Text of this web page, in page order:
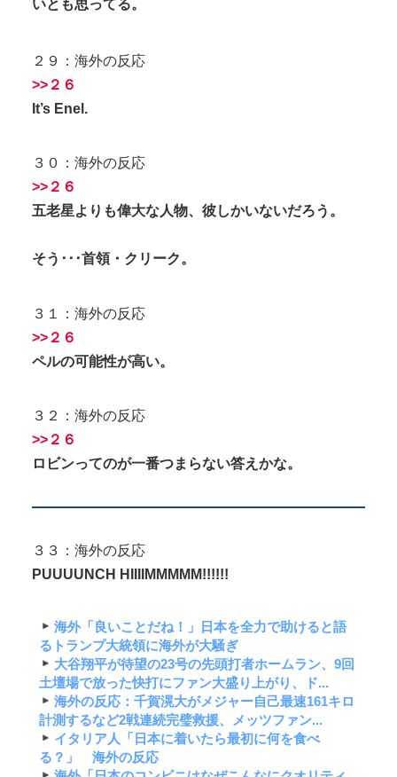
いとも思ってる。
２９：海外の反応
>>２６
It’s Enel.
３０：海外の反応
>>２６
五老星よりも偉大な人物、彼しかいないだろう。
そう･･･首領・クリーク。
３１：海外の反応
>>２６
ペルの可能性が高い。
３２：海外の反応
>>２６
ロビンってのが一番つまらない答えかな。
３３：海外の反応
PUUUUNCH HIIIIMMMMM!!!!!!
海外「良いことだね！」日本を全力で助けると語
るトランプ大統領に海外が大騒ぎ
大谷翔平が待望の23号の先頭打者ホームラン、9回
土壇場で放った快打にファン大盛り上がり、ド...
海外の反応：千賀滉大がメジャー自己最速161キロ
計測するなど2戦連続完璧救援、メッツファン...
イタリア人「日本に着いたら最初に何を食べ
る？」 海外の反応